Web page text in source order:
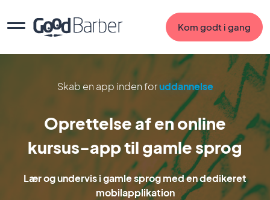
Kom godt i gang
Skab en app inden foruddannelse
Oprettelse af en online
kursus-app til gamle sprog
Lær og undervis i gamle sprog med en dedikeret
mobilapplikation